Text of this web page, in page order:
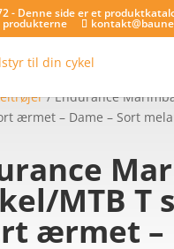
- Denne side er et
produkterne
/ Endurance
ærmet – Dame – Sort
MTB T
ærmet –